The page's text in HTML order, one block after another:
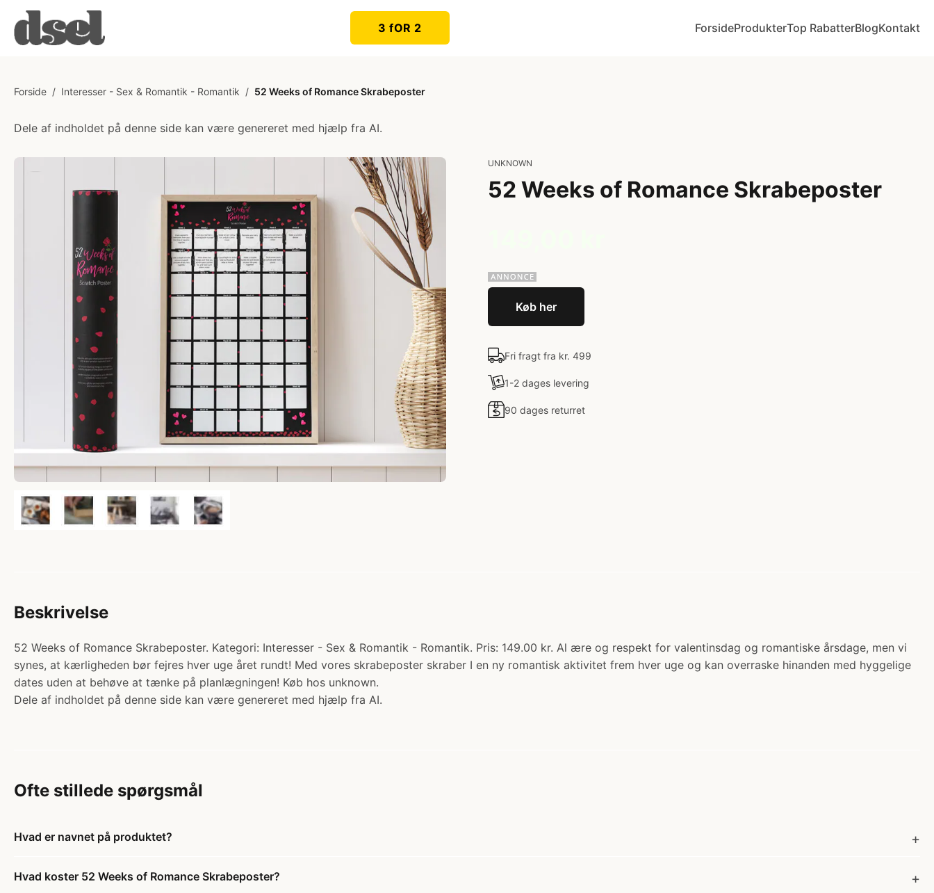
3 fOR 2 ForsideProdukterTop RabatterBlogKontakt
Forside / Interesser - Sex & Romantik - Romantik / 52 Weeks of Romance Skrabeposter
Dele af indholdet på denne side kan være genereret med hjælp fra AI.
UNKNOWN
52 Weeks of Romance Skrabeposter
Køb her
Fri fragt fra kr. 499
1-2 dages levering
90 dages returret
Beskrivelse
52 Weeks of Romance Skrabeposter. Kategori: Interesser - Sex & Romantik - Romantik. Pris: 149.00 kr. Al ære og respekt for valentinsdag og romantiske årsdage, men vi
synes, at kærligheden bør fejres hver uge året rundt! Med vores skrabeposter skraber I en ny romantisk aktivitet frem hver uge og kan overraske hinanden med hyggelige
dates uden at behøve at tænke på planlægningen! Køb hos unknown.
Dele af indholdet på denne side kan være genereret med hjælp fra AI.
Ofte stillede spørgsmål
Hvad er navnet på produktet?
Hvad koster 52 Weeks of Romance Skrabeposter?